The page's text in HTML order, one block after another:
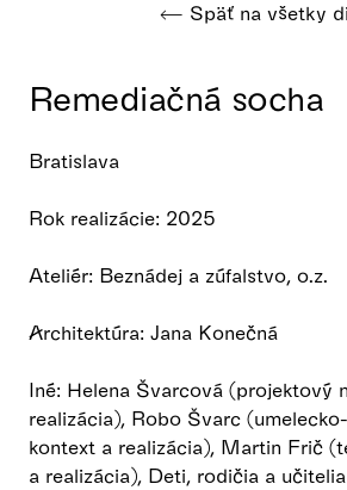
Späť na všetky
Remediačná socha
Bratislava
Rok realizácie: 2025
Ateliér: Beznádej a zúfalstvo, o.z.
Architektúra: Jana Konečná
Iné: Helena Švarcová (projektový
realizácia), Robo Švarc
kontext a realizácia), Martin Frič
a realizácia), Deti, rodičia a